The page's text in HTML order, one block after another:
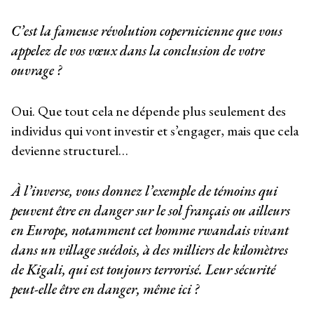
C’est la fameuse révolution copernicienne que vous
appelez de vos vœux dans la conclusion de votre
ouvrage ?
Oui. Que tout cela ne dépende plus seulement des
individus qui vont investir et s’engager, mais que cela
devienne structurel…
À l’inverse, vous donnez l’exemple de témoins qui
peuvent être en danger sur le sol français ou ailleurs
en Europe, notamment cet homme rwandais vivant
dans un village suédois, à des milliers de kilomètres
de Kigali, qui est toujours terrorisé. Leur sécurité
peut-elle être en danger, même ici ?